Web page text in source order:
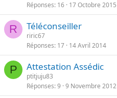
Réponses 16 17 Octobre 2015
R Téléconseiller
riric67
Réponses 17 14 Avril 2014
P Attestation Assédic
ptitjuju83
Réponses 9 9 Novembre 2012